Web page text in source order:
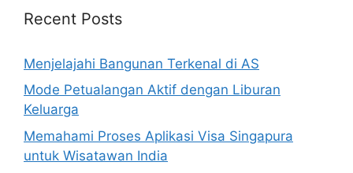
Recent Posts
Menjelajahi Bangunan Terkenal di AS
Mode Petualangan Aktif dengan Liburan
Keluarga
Memahami Proses Aplikasi Visa Singapura
untuk Wisatawan India